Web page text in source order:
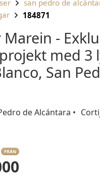
san pedro de
184871
med 3
San
de Alcántara
FRÅN